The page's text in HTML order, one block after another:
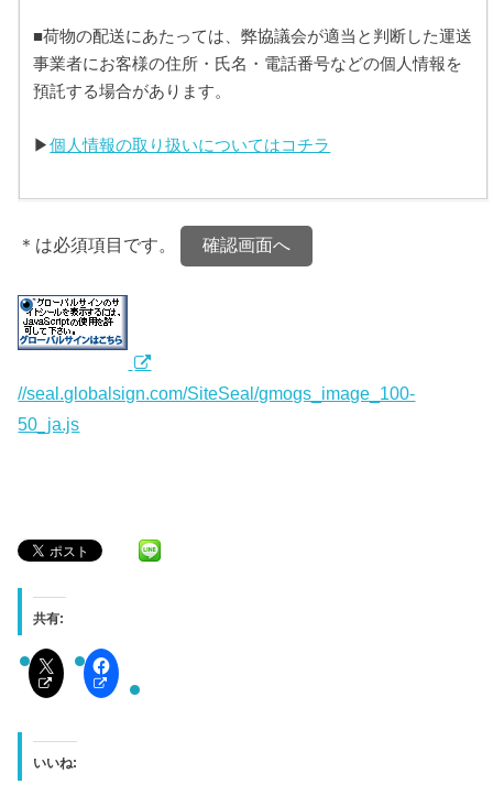
■荷物の配送にあたっては、弊協議会が適当と判断した運送
事業者にお客様の住所・氏名・電話番号などの個人情報を
預託する場合があります。
▶個人情報の取り扱いについてはコチラ
＊は必須項目です。
//seal.globalsign.com/SiteSeal/gmogs_image_100-
50_ja.js
共有:
いいね: